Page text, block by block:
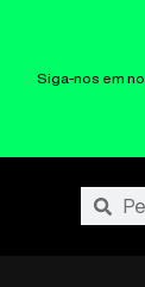
Siga-nos em